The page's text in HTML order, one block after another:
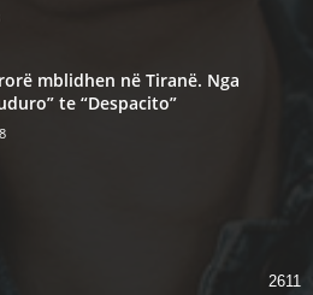
mblidhen në Tiranë. Nga
te “Despacito”
2611